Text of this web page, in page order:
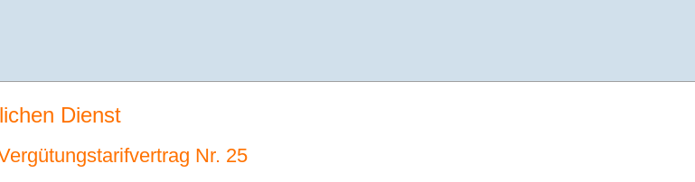
Dienst
Nr. 25